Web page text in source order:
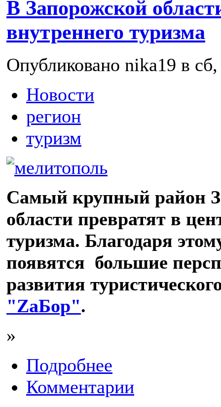
В Запорожской
внутреннего туризма
Опубликовано nika19 в
Новости
регион
туризм
Самый крупный район
области превратят в
туризма. Благодаря
появятся большие
развития
"ZаБор".
»
Подробнее
Комментарии